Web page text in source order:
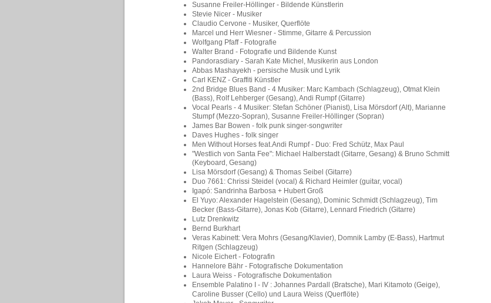
Susanne Freiler-Höllinger - Bildende Künstlerin
Stevie Nicer - Musiker
Claudio Cervone - Musiker, Querflöte
Marcel und Herr Wiesner - Stimme, Gitarre & Percussion
Wolfgang Pfaff - Fotografie
Walter Brand - Fotografie und Bildende Kunst
Pandorasdiary - Sarah Kate Michel, Musikerin aus London
Abbas Mashayekh - persische Musik und Lyrik
Carl KENZ - Graffiti Künstler
2nd Bridge Blues Band - 4 Musiker: Marc Kambach (Schlagzeug), Otmat Klein
(Bass), Rolf Lehberger (Gesang), Andi Rumpf (Gitarre)
Vocal Pearls - 4 Musiker: Stefan Schöner (Pianist), Lisa Mörsdorf (Alt), Marianne
Stumpf (Mezzo-Sopran), Susanne Freiler-Höllinger (Sopran)
James Bar Bowen - folk punk singer-songwriter
Daves Hughes - folk singer
Men Without Horses feat.Andi Rumpf - Duo: Fred Schütz, Max Paul
"Westlich von Santa Fee": Michael Halberstadt (Gitarre, Gesang) & Bruno Schmitt
(Keyboard, Gesang)
Lisa Mörsdorf (Gesang) & Thomas Seibel (Gitarre)
Duo 7661: Chrissi Steidel (vocal) & Richard Heimler (guitar, vocal)
Igapó: Sandrinha Barbosa + Hubert Groß
El Yuyo: Alexander Hagelstein (Gesang), Dominic Schmidt (Schlagzeug), Tim
Becker (Bass-Gitarre), Jonas Kob (Gitarre), Lennard Friedrich (Gitarre)
Lutz Drenkwitz
Bernd Burkhart
Veras Kabinett: Vera Mohrs (Gesang/Klavier), Domnik Lamby (E-Bass), Hartmut
Ritgen (Schlagzeug)
Nicole Eichert - Fotografin
Hannelore Bähr - Fotografische Dokumentation
Laura Weiss - Fotografische Dokumentation
Ensemble Palatino I - IV : Johannes Pardall (Bratsche), Mari Kitamoto (Geige),
Caroline Busser (Cello) und Laura Weiss (Querflöte)